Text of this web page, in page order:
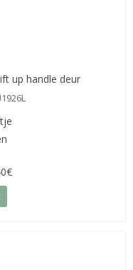
up handle deur